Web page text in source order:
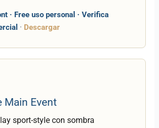
· Free uso personal · Verifica
· Descargar
Main Event
sport-style con sombra